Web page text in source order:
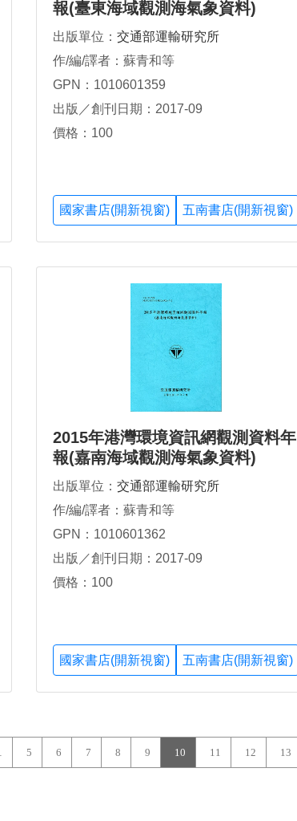
報(臺東海域觀測海氣象資料)
出版單位： 交通部運輸研究所
作/編/譯者：蘇青和等
GPN：1010601359
出版／創刊日期：2017-09
價格：100
國家書店(開新視窗) 五南書店(開新視窗)
2015年港灣環境資訊網觀測資料年
報(嘉南海域觀測海氣象資料)
出版單位： 交通部運輸研究所
作/編/譯者：蘇青和等
GPN：1010601362
出版／創刊日期：2017-09
價格：100
國家書店(開新視窗) 五南書店(開新視窗)
5 6 7 8 9 10 11 12 13